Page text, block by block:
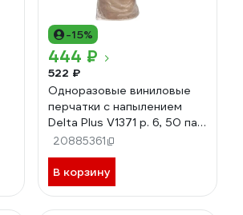
-15%
444 ₽
522 ₽
Одноразовые виниловые
перчатки с напылением
Delta Plus V1371 р. 6, 50 пар
V1371**06
20885361
В корзину